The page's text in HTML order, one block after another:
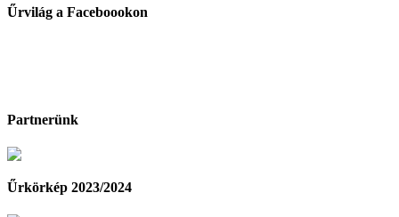
Űrvilág a Faceboookon
Partnerünk
Űrkörkép 2023/2024